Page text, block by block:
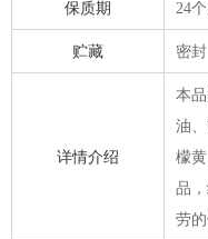
保质期 24
贮藏 密
详情介绍
本
油
檬
品
劳的